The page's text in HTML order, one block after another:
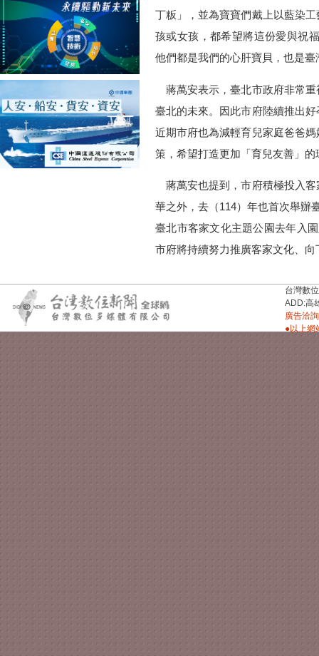
丁粄」，並為寶寶們戴上以藍染
孩或女孩，都希望將這份愛與祝
他們都是我們的心肝寶貝，也是臺
蔣萬安表示，臺北市政府非常重
臺北的未來。因此市府陸續推出
近期市府也為減輕育兒家庭爸爸
策，希望打造更加「育兒友善」的
蔣萬安也提到，市府積極投入客
華之外，去（114）年也首次舉辦
臺北市客家文化主題公園去年入
市府將持續努力推廣客家文化、向
台灣數
ADD:高
廣告洽
●以上網